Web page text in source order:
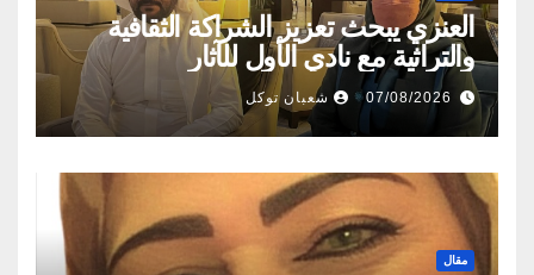
العنزي يبحث تعزيز الشراكة الثقافية
والتراثية مع نادي الأول للآثار
07/08/2026 شعبان توكل
مقال